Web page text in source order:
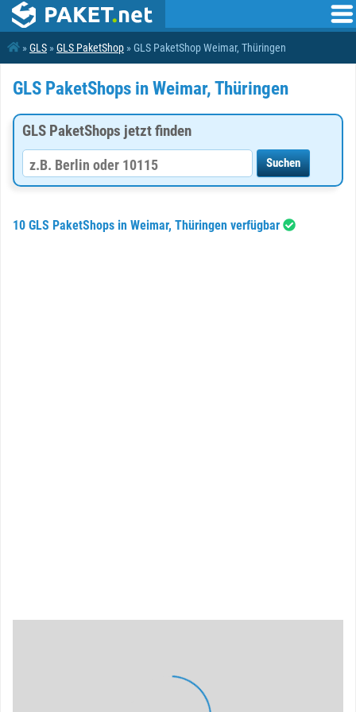
»GLS »GLS PaketShop » GLS PaketShop Weimar, Thüringen
GLS PaketShops in Weimar, Thüringen
GLS PaketShops jetzt finden
10 GLS PaketShops in Weimar, Thüringen verfügbar